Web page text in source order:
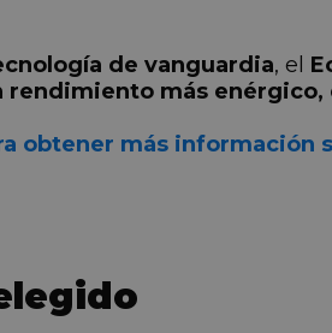
de vanguardia, el
más enérgico,
obtener más información